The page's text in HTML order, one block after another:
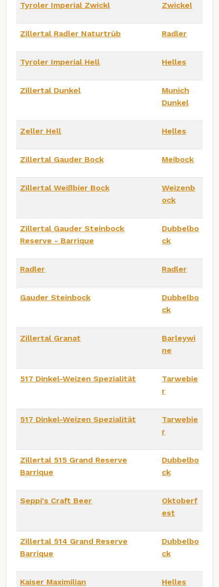
Tyroler Imperial Zwickl Zwickel
Zillertal Radler Naturtrüb Radler
Tyroler Imperial Hell Helles
Zillertal Dunkel
Munich
Dunkel
Zeller Hell Helles
Zillertal Gauder Bock Meibock
Zillertal Weißbier Bock
Weizenb
ock
Zillertal Gauder Steinbock
Reserve - Barrique
Dubbelbo
ck
Radler Radler
Gauder Steinbock
Dubbelbo
ck
Zillertal Granat
Barleywi
ne
517 Dinkel-Weizen Spezialität
Tarwebie
r
517 Dinkel-Weizen Spezialität
Tarwebie
r
Zillertal 515 Grand Reserve
Barrique
Dubbelbo
ck
Seppi's Craft Beer
Oktoberf
est
Zillertal 514 Grand Reserve
Barrique
Dubbelbo
ck
Kaiser Maximilian Helles